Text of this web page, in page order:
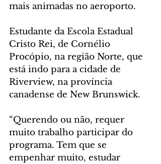
mais animadas no aeroporto.
Estudante da Escola Estadual
Cristo Rei, de Cornélio
Procópio, na região Norte, que
está indo para a cidade de
Riverview, na província
canadense de New Brunswick.
“Querendo ou não, requer
muito trabalho participar do
programa. Tem que se
empenhar muito, estudar